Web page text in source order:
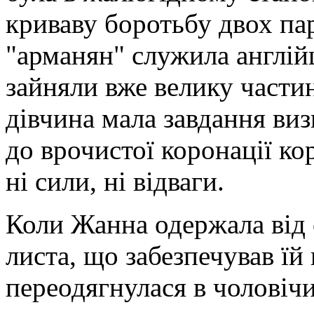
криваву боротьбу двох
"арманян" служила
зайняли вже велику
дівчина мала завдання
до врочистої коронації
ні сили, ні відваги.
Коли Жанна одержала від
листа, що забезпечував
переодягнулася в